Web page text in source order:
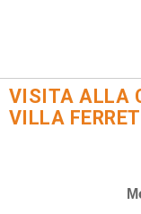
VISITA ALLA
VILLA